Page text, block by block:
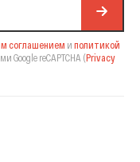
соглашением и политикой
Google reCAPTCHA (Privacy